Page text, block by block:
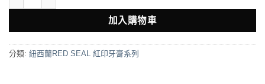
加入購物車
分類: 紐西蘭RED SEAL 紅印牙膏系列